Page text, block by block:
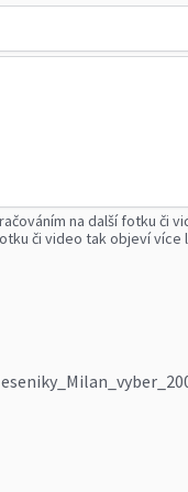
na další fotku či
či video tak objeví více